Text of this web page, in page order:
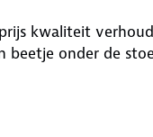
kwaliteit
onder de